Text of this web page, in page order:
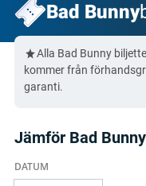
Bad Bunny
Alla Bad Bunny
kommer från
garanti.
Jämför Bad